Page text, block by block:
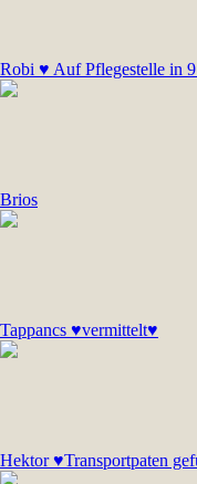
Robi ♥ Auf Pflegestelle in
Brios
Tappancs ♥vermittelt♥
Hektor ♥Transportpaten